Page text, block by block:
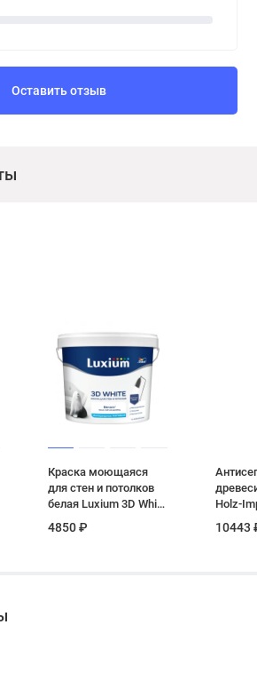
Оставить отзыв
Краска моющаяся
для стен и потолков
белая Luxium 3D White
4850 ₽
Holz-
10443